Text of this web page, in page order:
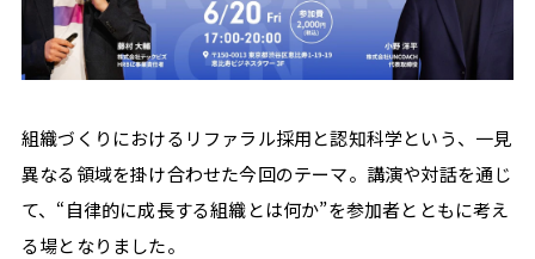
フ
リ
ー
ス
成
功
の
リ
組織づくりにおけるリファラル採用と認知科学という、一見
異なる領域を掛け合わせた今回のテーマ。講演や対話を通じ
て、“自律的に成長する組織とは何か”を参加者とともに考え
る場となりました。